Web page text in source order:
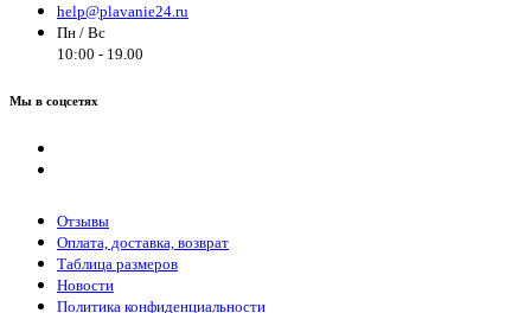
help@plavanie24.ru
Пн / Вс
10:00 - 19.00
Мы в соцсетях
Отзывы
Оплата, доставка, возврат
Таблица размеров
Новости
Политика конфиденциальности